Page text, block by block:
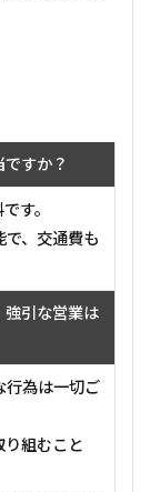
すか？
す。
で、交通費も
強引な営業は
行為は一切ご
り組むこと